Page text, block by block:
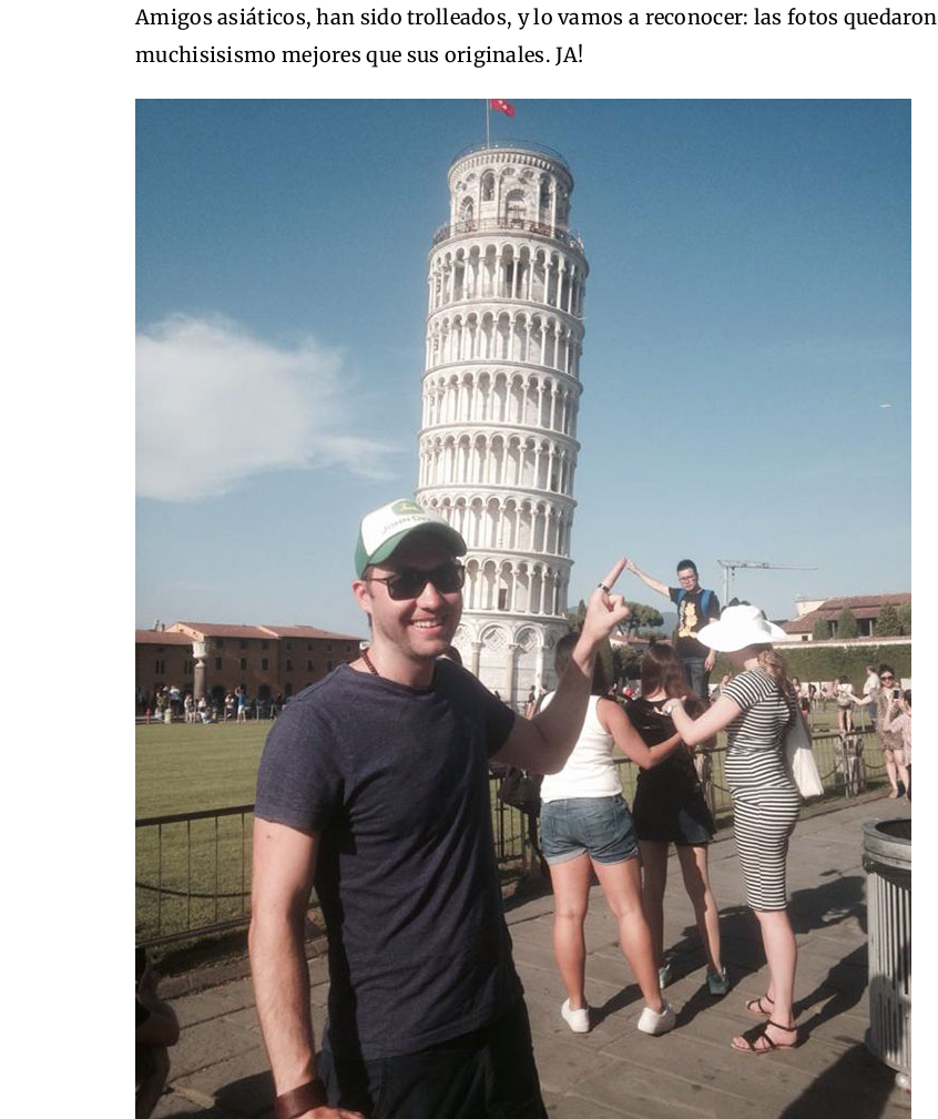
Amigos asiáticos, han sido trolleados, y lo vamos a reconocer: las fotos quedaron
muchisisismo mejores que sus originales. JA!